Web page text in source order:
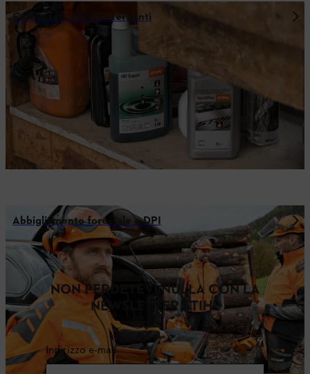
Carburanti, Oli e Detergenti
Abbigliamento forestale e DPI
NON PERDETEVI NULLA CON LA
NEWSLETTER STIHL
Indirizzo e-mail